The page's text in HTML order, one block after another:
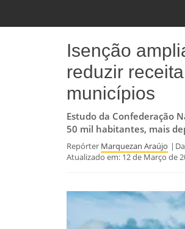
Isenção
reduzir
municípios
Estudo da Confederação
50 mil habitantes, mais
Repórter Marquezan Araújo
Atualizado em: 12 de Março de